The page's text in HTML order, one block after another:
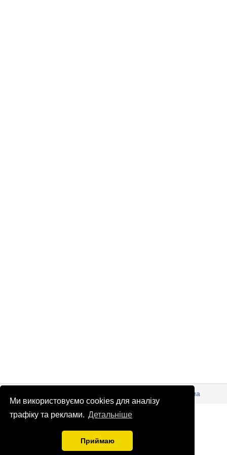
Ми використовуємо cookies для аналізу
трафіку та реклами. Детальніше
Приймаю
Реклама
info@patrioty.org.ua